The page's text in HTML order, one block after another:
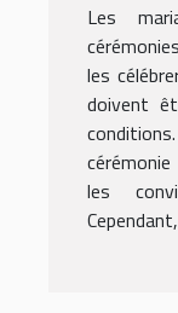
Les
les
doivent
les